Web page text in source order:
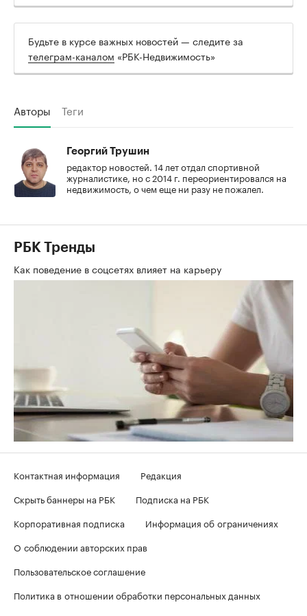
Будьте в курсе важных новостей — следите за
телеграм-каналом «РБК-Недвижимость»
Авторы Теги
Георгий Трушин
редактор новостей. 14 лет отдал спортивной
журналистике, но с 2014 г. переориентировался на
недвижимость, о чем еще ни разу не пожалел.
РБК Тренды
Как поведение в соцсетях влияет на карьеру
Контактная информация
Редакция
Скрыть баннеры на РБК
Подписка на РБК
Корпоративная подписка
Информация об ограничениях
О соблюдении авторских прав
Пользовательское соглашение
Политика в отношении обработки персональных данных